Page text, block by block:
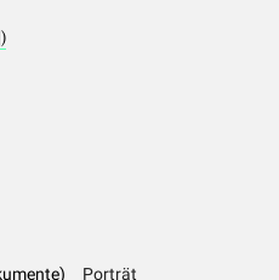
Porträt